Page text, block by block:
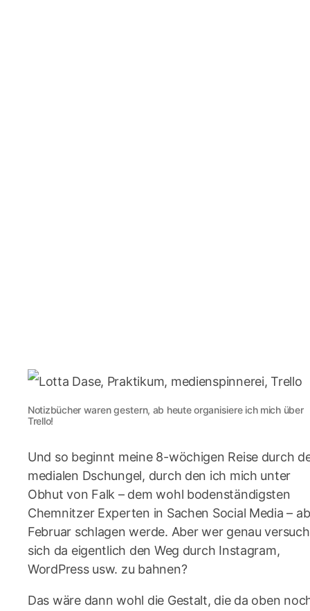
Notizbücher waren gestern, ab heute organisiere ich mich über
Trello!
Und so beginnt meine 8-wöchigen Reise durch
medialen Dschungel, durch den ich mich unter
Obhut von Falk – dem wohl bodenständigsten
Chemnitzer Experten in Sachen Social Media – ab
Februar schlagen werde. Aber wer genau
sich da eigentlich den Weg durch Instagram,
WordPress usw. zu bahnen?
Das wäre dann wohl die Gestalt, die da oben